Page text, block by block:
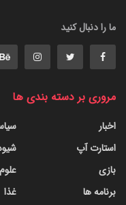
ما را دنبال کنید
مروری بر دسته بندی ها
اخبار
استارت آپ
بازی
برنامه ها
علوم
غذا